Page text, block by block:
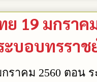
ย 19 มกรา
ะบอบทรราช
ราคม 2560 ตอน